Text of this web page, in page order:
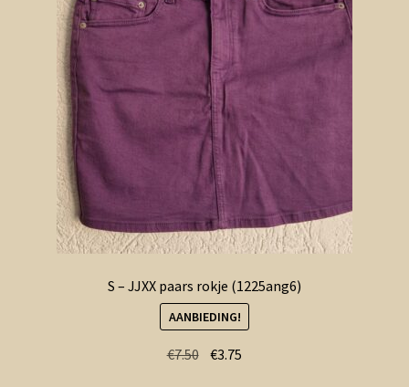
S – JJXX paars rokje (1225ang6)
AANBIEDING!
€7.50 Oorspronkelijke
€3.75